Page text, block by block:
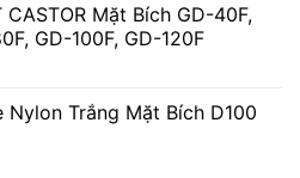
CASTOR Mặt Bích GD-40F,
GD-100F, GD-120F
Nylon Trắng Mặt Bích D100